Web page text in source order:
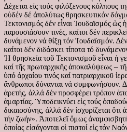
Δέχεται εἰς τούς φιλόξενους κόλπους
οὐδέν δέ ἀπολύτως θρησκευτικόν
Τεκτονισμός δέν εἶναι Ἰουδαϊσμός ὡς
παρουσιάσουν τινές, καίτοι δέν
δυνάμενον νά θίξῃ τόν Ἰουδαϊσμόν.
καίτοι δέν διδάσκει τίποτα τό
Ἡ θρησκεία τοῦ Τεκτονισμοῦ εἶναι ἡ
καί τῆς πρωταρχικῆς ἀποκαλύψεως –
ὑπό ἀρχαίου τινός καί πατριαρχικοῦ
ἄνθρωποι δύνανται νά συμφωνήσουν.
ἀρετής, ἀλλά δέν προσφέρει τρόπον
ἁμαρτίας. Ὑποδεικνύει εἰς τούς
δικαιοσύνης, ἀλλά δέν ἰσχυρίζεται ὅτι
τήν ζωήν». Ἀποτελεῖ ὅμως
ὁποίας εἰσάγονται οἱ πιστοί εἰς τόν